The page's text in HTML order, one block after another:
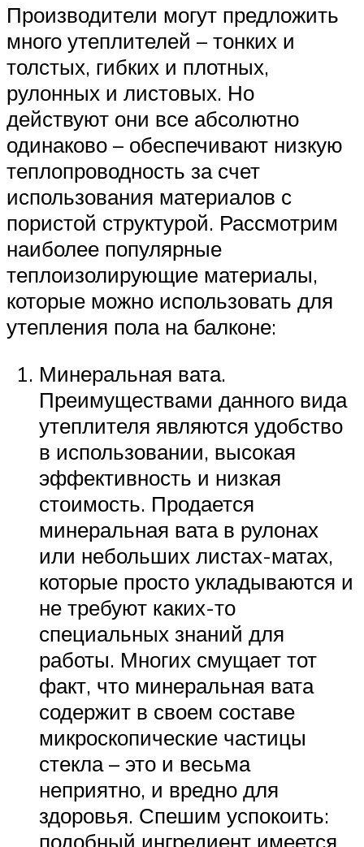
Производители могут предложить
много утеплителей – тонких и
толстых, гибких и плотных,
рулонных и листовых. Но
действуют они все абсолютно
одинаково – обеспечивают низкую
теплопроводность за счет
использования материалов с
пористой структурой. Рассмотрим
наиболее популярные
теплоизолирующие материалы,
которые можно использовать для
утепления пола на балконе:
Минеральная вата.
Преимуществами данного вида
утеплителя являются удобство
в использовании, высокая
эффективность и низкая
стоимость. Продается
минеральная вата в рулонах
или небольших листах-матах,
которые просто укладываются и
не требуют каких-то
специальных знаний для
работы. Многих смущает тот
факт, что минеральная вата
содержит в своем составе
микроскопические частицы
стекла – это и весьма
неприятно, и вредно для
здоровья. Спешим успокоить:
подобный ингредиент имеется